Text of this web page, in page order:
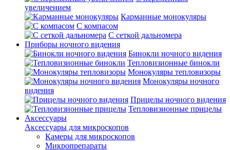
увеличением
Карманные монокуляры
С компасом
С сеткой дальномера
Приборы ночного видения
Бинокли ночного видения
Тепловизионные бинокли
Монокуляры тепловизоры
Монокуляры ночного
видения
Прицелы ночного видения
Тепловизионные прицелы
Аксессуары
Аксессуары для микроскопов
Камеры для микроскопов
Микропрепараты